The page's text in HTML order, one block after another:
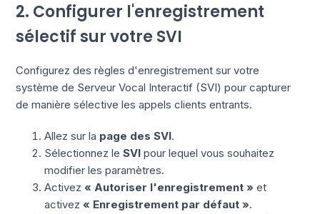
2. Configurer l'enregistrement
sélectif sur votre SVI
Configurez des règles d'enregistrement sur votre
système de Serveur Vocal Interactif (SVI) pour capturer
de manière sélective les appels clients entrants.
Allez sur la page des SVI.
Sélectionnez leSVI pour lequel vous souhaitez
modifier les paramètres.
Activez« Autoriser l'enregistrement » et
activez« Enregistrement par défaut ».